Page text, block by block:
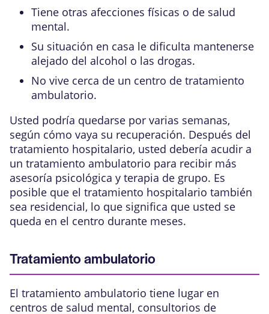
Tiene otras afecciones físicas o de salud
mental.
Su situación en casa le dificulta mantenerse
alejado del alcohol o las drogas.
No vive cerca de un centro de tratamiento
ambulatorio.
Usted podría quedarse por varias semanas,
según cómo vaya su recuperación. Después del
tratamiento hospitalario, usted debería acudir a
un tratamiento ambulatorio para recibir más
asesoría psicológica y terapia de grupo. Es
posible que el tratamiento hospitalario también
sea residencial, lo que significa que usted se
queda en el centro durante meses.
Tratamiento ambulatorio
El tratamiento ambulatorio tiene lugar en
centros de salud mental, consultorios de